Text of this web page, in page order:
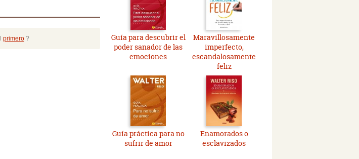
primero?
Guía para descubrir el
poder sanador de las
emociones
Maravillosamente
imperfecto,
escandalosamente
feliz
Guía práctica para no
sufrir de amor
Enamorados o
esclavizados